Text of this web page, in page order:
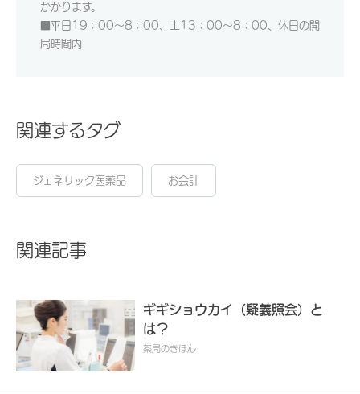
かかります。
■平日19：00～8：00、土13：00～8：00、休日の開
局時間内
関連するタグ
ジェネリック医薬品 お会計
関連記事
ギギショウカイ（疑義照会）と
は？
薬局のきほん